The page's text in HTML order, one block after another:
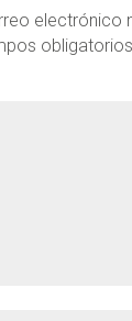
electrónico